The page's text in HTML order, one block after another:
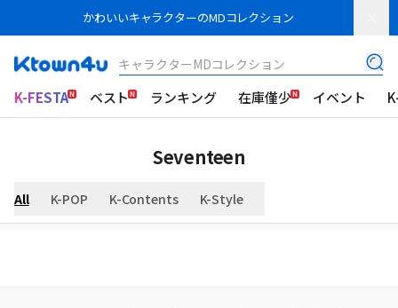
かわいいキャラクターのMDコレクション
キャラクターMDコレクション
K-FESTA ベスト ランキング 在庫僅少 イベント
Seventeen
All K-POP K-Contents K-Style